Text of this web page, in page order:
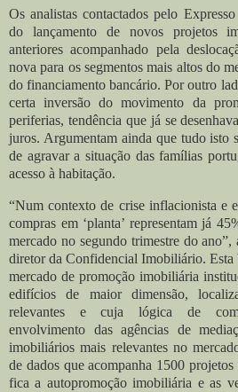
Os analistas contactados pelo
do lançamento de novos projetos
anteriores acompanhado pela
nova para os segmentos mais altos do
do financiamento bancário. Por outro
certa inversão do movimento da
periferias, tendência que já se
juros. Argumentam ainda que tudo isto
de agravar a situação das famílias
acesso à habitação.
“Num contexto de crise inflacionista e
compras em ‘planta’ representam já
mercado no segundo trimestre do
diretor da Confidencial Imobiliário. Esta
mercado de promoção imobiliária
edifícios de maior dimensão,
relevantes e cuja lógica de
envolvimento das agências de
imobiliários mais relevantes no
de dados que acompanha 1500
fica a autopromoção imobiliária e as